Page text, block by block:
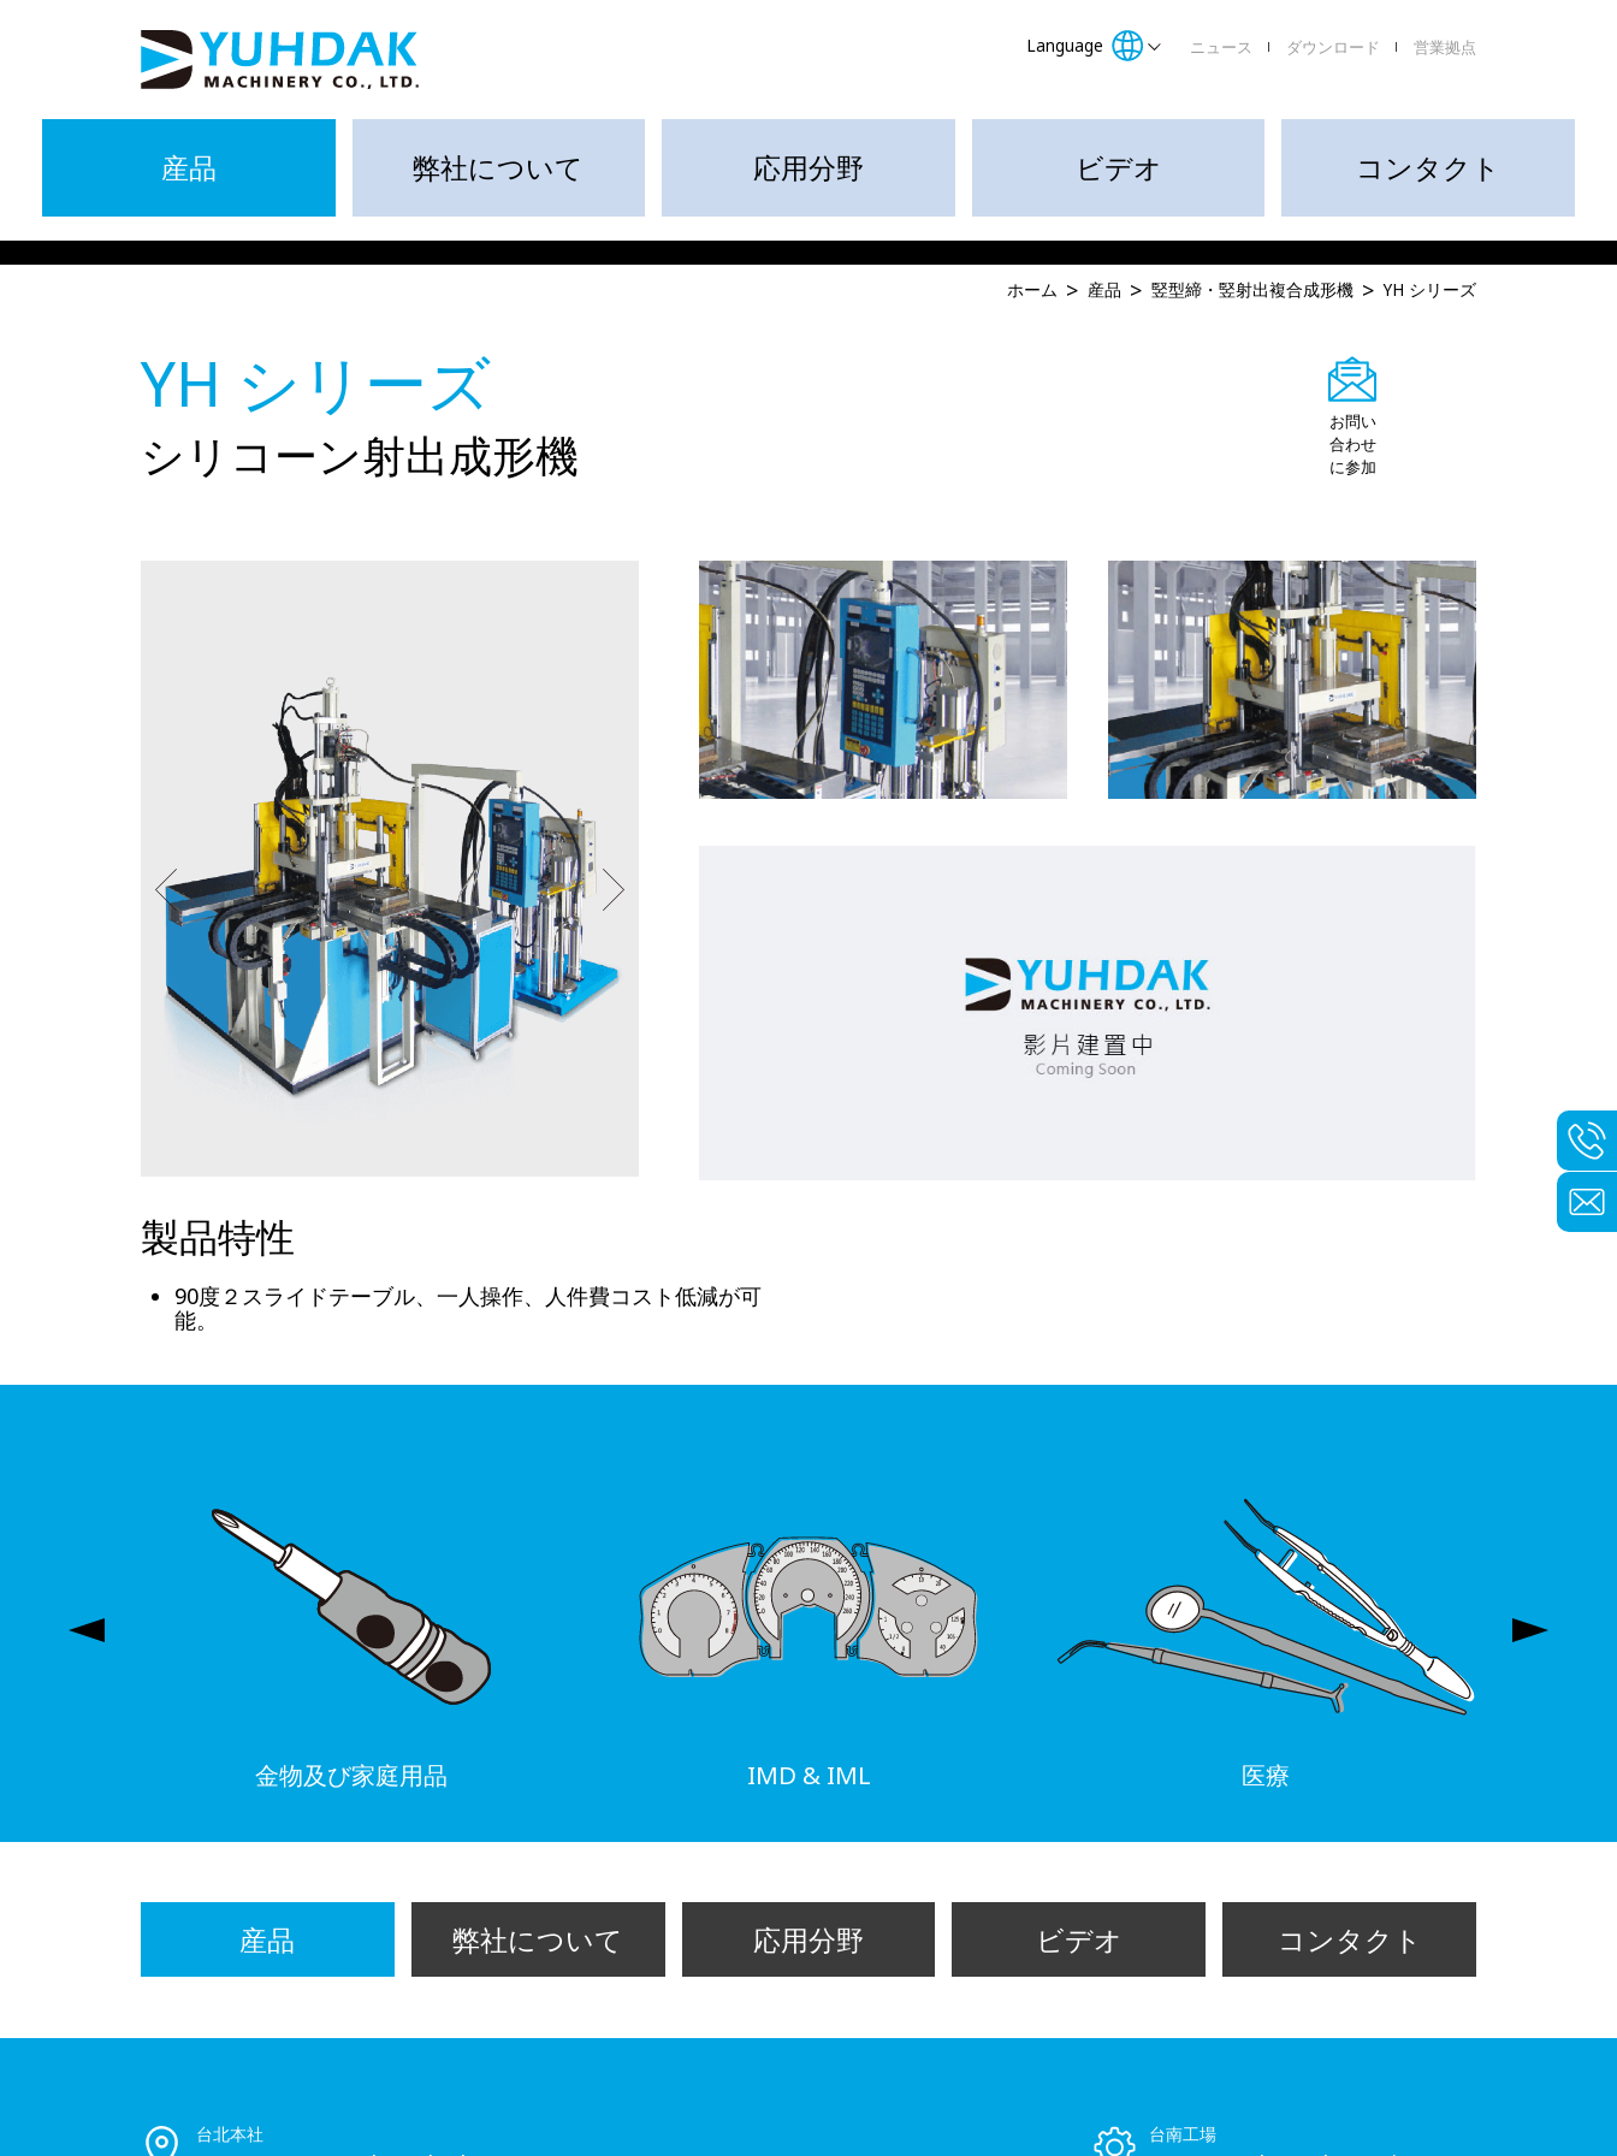
Language ニュース ダウンロード 営業拠点
産品 弊社について 応用分野 ビデオ コンタクト
ホーム 産品 竪型締・竪射出複合成形機 YH シリーズ
YH シリーズ
シリコーン射出成形機
お問い
合わせ
に参加
製品特性
90度２スライドテーブル、一人操作、人件費コスト低減が可
能。
金物及び家庭用品 IMD & IML 医療
産品 弊社について 応用分野 ビデオ コンタクト
台北本社 台南工場